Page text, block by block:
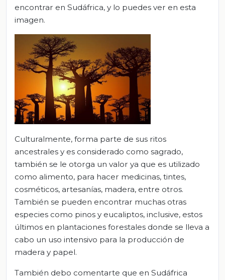
encontrar en Sudáfrica, y lo puedes ver en esta
imagen.
Culturalmente, forma parte de sus ritos
ancestrales y es considerado como sagrado,
también se le otorga un valor ya que es utilizado
como alimento, para hacer medicinas, tintes,
cosméticos, artesanías, madera, entre otros.
También se pueden encontrar muchas otras
especies como pinos y eucaliptos, inclusive, estos
últimos en plantaciones forestales donde se lleva a
cabo un uso intensivo para la producción de
madera y papel.
También debo comentarte que en Sudáfrica